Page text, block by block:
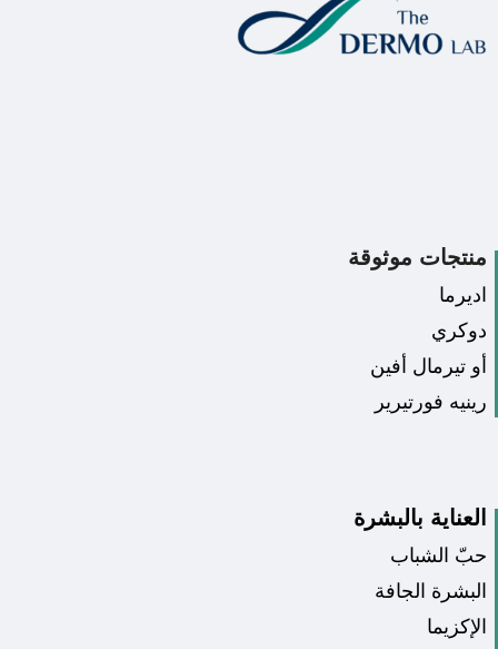
منتجات موثوقة
اديرما
دوكري
أو تيرمال أفين
رينيه فورتيرير
العناية بالبشرة
حبّ الشباب
البشرة الجافة
الإكزيما